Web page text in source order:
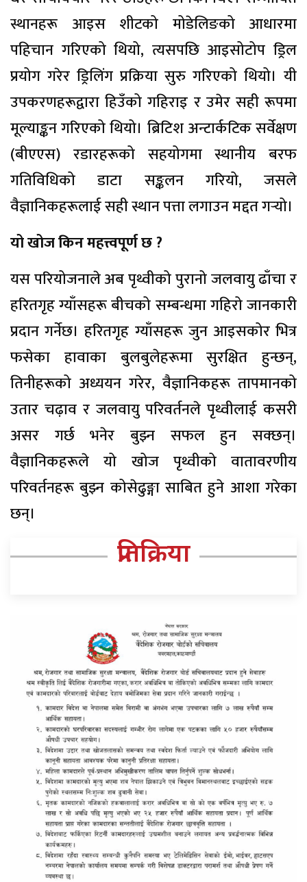
स्थानहरू आइस शीटको मोडेलिङको आधारमा
पहिचान गरिएको थियो, त्यसपछि आइसोटोप ड्रिल
प्रयोग गरेर ड्रिलिंग प्रक्रिया सुरु गरिएको थियो। यी
उपकरणहरूद्वारा हिउँको गहिराइ र उमेर सही रूपमा
मूल्याङ्कन गरिएको थियो। ब्रिटिश अन्टार्कटिक सर्वेक्षण
(बीएएस) रडारहरूको सहयोगमा स्थानीय बरफ
गतिविधिको डाटा सङ्कलन गरियो, जसले
वैज्ञानिकहरूलाई सही स्थान पत्ता लगाउन मद्दत गर्‍यो।
यो खोज किन महत्त्वपूर्ण छ ?
यस परियोजनाले अब पृथ्वीको पुरानो जलवायु ढाँचा र
हरितगृह ग्याँसहरू बीचको सम्बन्धमा गहिरो जानकारी
प्रदान गर्नेछ। हरितगृह ग्याँसहरू जुन आइसकोर भित्र
फसेका हावाका बुलबुलेहरूमा सुरक्षित हुन्छन्,
तिनीहरूको अध्ययन गरेर, वैज्ञानिकहरू तापमानको
उतार चढ़ाव र जलवायु परिवर्तनले पृथ्वीलाई कसरी
असर गर्छ भनेर बुझ्न सफल हुन सक्छन्।
वैज्ञानिकहरूले यो खोज पृथ्वीको वातावरणीय
परिवर्तनहरू बुझ्न कोसेढुङ्गा साबित हुने आशा गरेका
छन्।
प्रतिक्रिया